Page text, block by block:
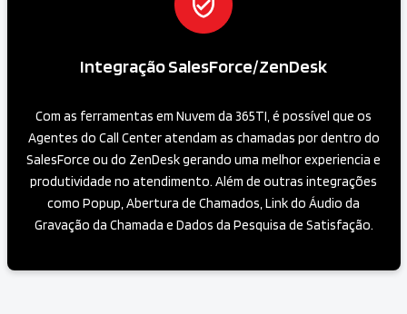
Integração SalesForce/ZenDesk
Com as ferramentas em Nuvem da 365TI, é possível que os
Agentes do Call Center atendam as chamadas por dentro do
SalesForce ou do ZenDesk gerando uma melhor experiencia e
produtividade no atendimento. Além de outras integrações
como Popup, Abertura de Chamados, Link do Áudio da
Gravação da Chamada e Dados da Pesquisa de Satisfação.